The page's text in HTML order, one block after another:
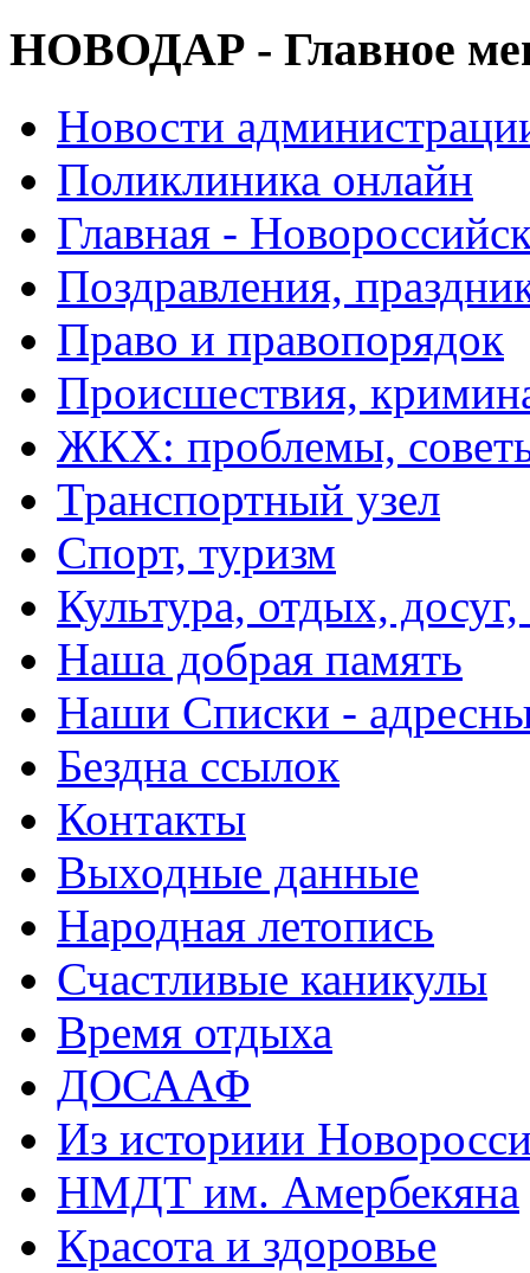
НОВОДАР - Главное
Новости
Поликлиника онлайн
Главная -
Поздравления,
Право и правопорядок
Происшествия,
ЖКХ: проблемы,
Транспортный узел
Спорт, туризм
Культура, отдых,
Наша добрая память
Наши Списки -
Бездна ссылок
Контакты
Выходные данные
Народная летопись
Счастливые каникулы
Время отдыха
ДОСААФ
Из историии
НМДТ им. Амербекяна
Красота и здоровье